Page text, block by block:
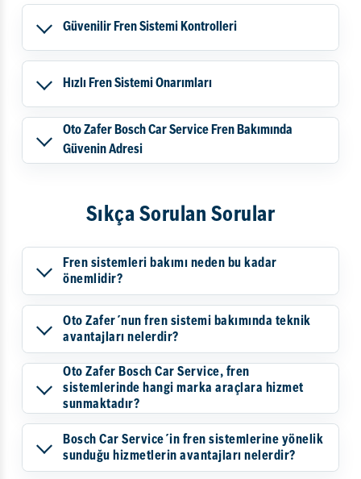
Güvenilir Fren Sistemi Kontrolleri
Hızlı Fren Sistemi Onarımları
Oto Zafer Bosch Car Service Fren Bakımında
Güvenin Adresi
Sıkça Sorulan Sorular
Fren sistemleri bakımı neden bu kadar
önemlidir?
Oto Zafer´nun fren sistemi bakımında teknik
avantajları nelerdir?
Oto Zafer Bosch Car Service, fren
sistemlerinde hangi marka araçlara hizmet
sunmaktadır?
Bosch Car Service´in fren sistemlerine yönelik
sunduğu hizmetlerin avantajları nelerdir?